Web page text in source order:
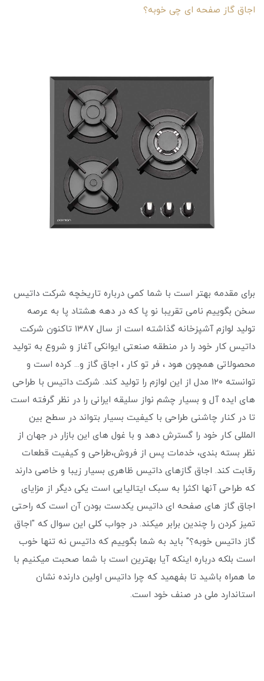
اجاق گاز صفحه ای چی خوبه؟
برای مقدمه بهتر است با شما کمی درباره تاریخچه شرکت داتیس
سخن بگوییم نامی تقریبا نو پا که در دهه هشتاد پا به عرصه
تولید لوازم آشپزخانه گذاشته است از سال ۱۳۸۷ تاکنون شرکت
داتیس کار خود را در منطقه صنعتی ایوانکی آغاز و شروع به تولید
محصولاتی همچون هود ، فر تو کار ، اجاق گاز و... کرده است و
توانسته ۱۲۰ مدل از این لوازم را تولید کند. شرکت داتیس با طراحی
های ایده آل و بسیار چشم نواز سلیقه ایرانی را در نظر گرفته است
تا در کنار چاشنی طراحی با کیفیت بسیار بتواند در سطح بین
المللی کار خود را گسترش دهد و با غول های این بازار در جهان از
نظر بسته بندی، خدمات پس از فروش،طراحی و کیفیت قطعات
رقابت کند. اجاق گازهای داتیس ظاهری بسیار زیبا و خاصی دارند
که طراحی آنها اکثرا به سبک ایتالیایی است یکی دیگر از مزایای
اجاق گاز های صفحه ای داتیس یکدست بودن آن است که راحتی
تمیز کردن را چندین برابر میکند. در جواب کلی این سوال که "اجاق
گاز داتیس خوبه؟" باید به شما بگوییم که داتیس نه تنها خوب
است بلکه درباره اینکه آیا بهترین است با شما صحبت میکنیم با
ما همراه باشید تا بفهمید که چرا داتیس اولین دارنده نشان
استاندارد ملی در صنف خود است.